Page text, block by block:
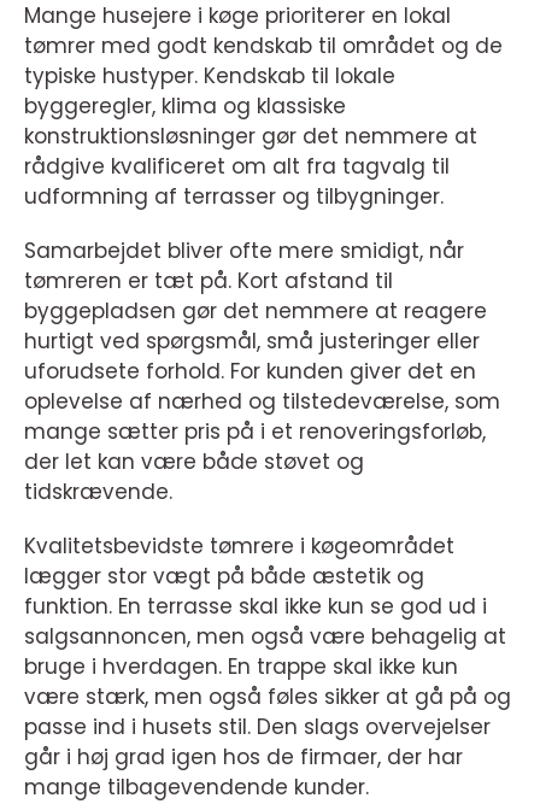
Mange husejere i køge prioriterer en lokal
tømrer med godt kendskab til området og de
typiske hustyper. Kendskab til lokale
byggeregler, klima og klassiske
konstruktionsløsninger gør det nemmere at
rådgive kvalificeret om alt fra tagvalg til
udformning af terrasser og tilbygninger.
Samarbejdet bliver ofte mere smidigt, når
tømreren er tæt på. Kort afstand til
byggepladsen gør det nemmere at reagere
hurtigt ved spørgsmål, små justeringer eller
uforudsete forhold. For kunden giver det en
oplevelse af nærhed og tilstedeværelse, som
mange sætter pris på i et renoveringsforløb,
der let kan være både støvet og
tidskrævende.
Kvalitetsbevidste tømrere i køgeområdet
lægger stor vægt på både æstetik og
funktion. En terrasse skal ikke kun se god ud i
salgsannoncen, men også være behagelig at
bruge i hverdagen. En trappe skal ikke kun
være stærk, men også føles sikker at gå på og
passe ind i husets stil. Den slags overvejelser
går i høj grad igen hos de firmaer, der har
mange tilbagevendende kunder.